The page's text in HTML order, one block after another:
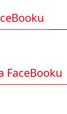
FaceBooku